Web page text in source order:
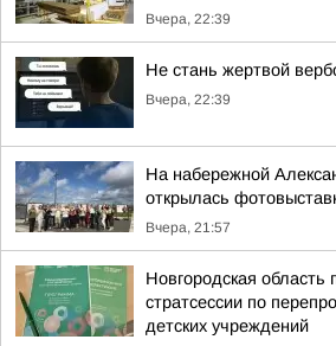
Вчера, 22:39
Не стань жертвой
Вчера, 22:39
На набережной
открылась
Вчера, 21:57
Новгородская область
стратсессии по
детских учреждений